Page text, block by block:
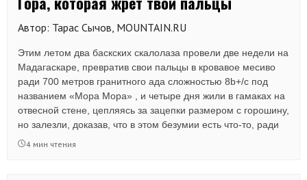
Автор: Тарас Сычов, MOUNTAIN.RU
Этим летом два баскских скалолаза провели две недели на
Мадагаскаре, превратив свои пальцы в кровавое месиво
ради 700 метров гранитного ада сложностью 8b+/c под
названием «Мора Мора» , и четыре дня жили в гамаках на
отвесной стене, цепляясь за зацепки размером с горошину,
но залезли, доказав, что в этом безумии есть что-то, ради
чего стоит терять кожу и спать под открытым небом на
4 мин чтения